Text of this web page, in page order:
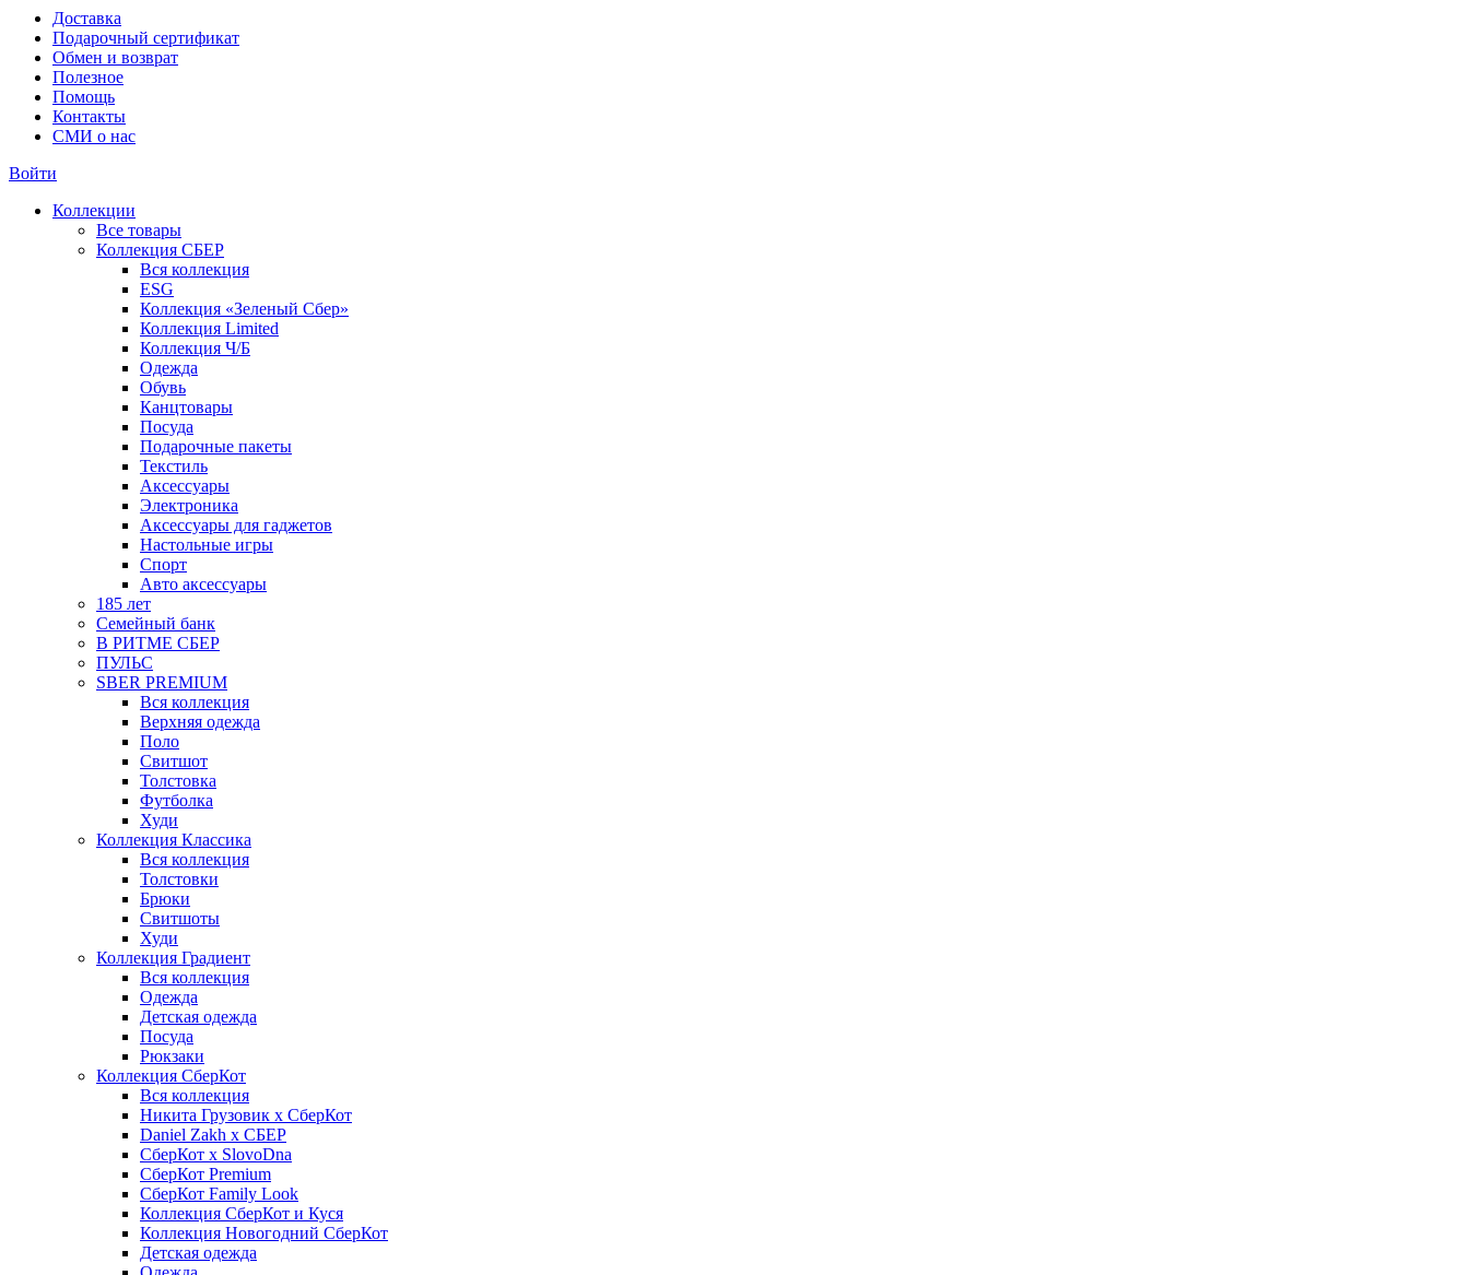
Доставка
Подарочный сертификат
Обмен и возврат
Полезное
Помощь
Контакты
СМИ о нас
Войти
Коллекции
Все товары
Коллекция СБЕР
Вся коллекция
ESG
Коллекция «Зеленый Сбер»
Коллекция Limited
Коллекция Ч/Б
Одежда
Обувь
Канцтовары
Посуда
Подарочные пакеты
Текстиль
Аксессуары
Электроника
Аксессуары для гаджетов
Настольные игры
Спорт
Авто аксессуары
185 лет
Семейный банк
В РИТМЕ СБЕР
ПУЛЬС
SBER PREMIUM
Вся коллекция
Верхняя одежда
Поло
Свитшот
Толстовка
Футболка
Худи
Коллекция Классика
Вся коллекция
Толстовки
Брюки
Свитшоты
Худи
Коллекция Градиент
Вся коллекция
Одежда
Детская одежда
Посуда
Рюкзаки
Коллекция СберКот
Вся коллекция
Никита Грузовик х СберКот
Daniel Zakh x СБЕР
СберКот x SlovoDna
СберКот Premium
СберКот Family Look
Коллекция СберКот и Куся
Коллекция Новогодний СберКот
Детская одежда